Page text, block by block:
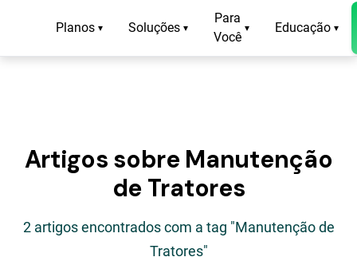
Planos ▾ Soluções ▾
Para
Você
▾ Educação ▾
Artigos sobre Manutenção
de Tratores
2 artigos encontrados com a tag "Manutenção de
Tratores"